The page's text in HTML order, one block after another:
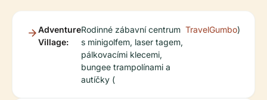
Adventure
Village:
Rodinné zábavní centrum
s minigolfem, laser tagem,
pálkovacími klecemi,
bungee trampolínami a
autíčky (
TravelGumbo)